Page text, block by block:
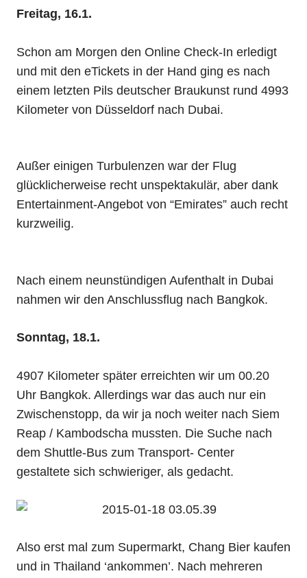
Freitag, 16.1.
Schon am Morgen den Online Check-In erledigt
und mit den eTickets in der Hand ging es nach
einem letzten Pils deutscher Braukunst rund 4993
Kilometer von Düsseldorf nach Dubai.
Außer einigen Turbulenzen war der Flug
glücklicherweise recht unspektakulär, aber dank
Entertainment-Angebot von “Emirates” auch recht
kurzweilig.
Nach einem neunstündigen Aufenthalt in Dubai
nahmen wir den Anschlussflug nach Bangkok.
Sonntag, 18.1.
4907 Kilometer später erreichten wir um 00.20
Uhr Bangkok. Allerdings war das auch nur ein
Zwischenstopp, da wir ja noch weiter nach Siem
Reap / Kambodscha mussten. Die Suche nach
dem Shuttle-Bus zum Transport- Center
gestaltete sich schwieriger, als gedacht.
Also erst mal zum Supermarkt, Chang Bier kaufen
und in Thailand ‘ankommen’. Nach mehreren